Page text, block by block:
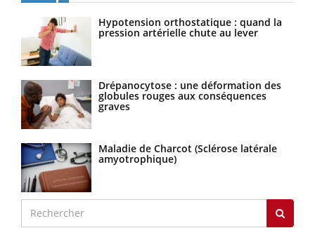
Hypotension orthostatique : quand la
pression artérielle chute au lever
Drépanocytose : une déformation des
globules rouges aux conséquences
graves
Maladie de Charcot (Sclérose latérale
amyotrophique)